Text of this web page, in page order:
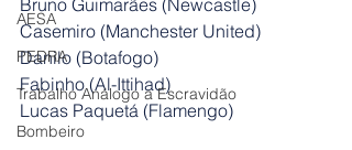
AESA
PEDRA
Trabalho Análogo a Escravidão
Bombeiro
Casemiro (Manchester United)
Danilo (Botafogo)
Fabinho (Al-Ittihad)
Lucas Paquetá (Flamengo)